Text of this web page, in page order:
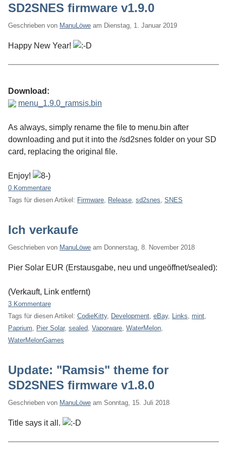
SD2SNES firmware v1.9.0
Geschrieben von ManuLöwe am Dienstag, 1. Januar 2019
Happy New Year!
Download:
menu_1.9.0_ramsis.bin
As always, simply rename the file to menu.bin after
downloading and put it into the /sd2snes folder on your SD
card, replacing the original file.
Enjoy!
0 Kommentare
Tags für diesen Artikel: Firmware Release sd2snes SNES
Ich verkaufe
Geschrieben von ManuLöwe am Donnerstag, 8. November 2018
Pier Solar EUR (Erstausgabe, neu und ungeöffnet/sealed):
(Verkauft, Link entfernt)
3 Kommentare
Tags für diesen Artikel: CodieKitty, Development eBay, Links mint
Paprium
Pier Solar, sealed Vaporware WaterMelon
WaterMelonGames
Update: "Ramsis" theme for
SD2SNES firmware v1.8.0
Geschrieben von ManuLöwe am Sonntag, 15. Juli 2018
Title says it all.